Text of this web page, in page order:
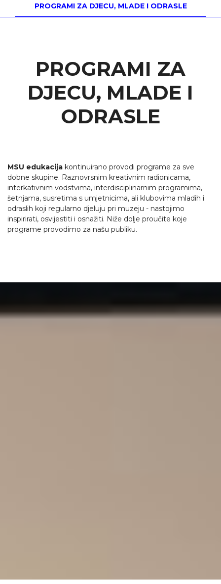
PROGRAMI ZA DJECU, MLADE I ODRASLE
PROGRAMI ZA
DJECU, MLADE I
ODRASLE
MSU edukacija kontinuirano provodi programe za sve
dobne skupine. Raznovrsnim kreativnim radionicama,
interkativnim vodstvima, interdisciplinarnim programima,
šetnjama, susretima s umjetnicima, ali klubovima mladih i
odraslih koji regularno djeluju pri muzeju - nastojimo
inspirirati, osvijestiti i osnažiti. Niže dolje proučite koje
programe provodimo za našu publiku.